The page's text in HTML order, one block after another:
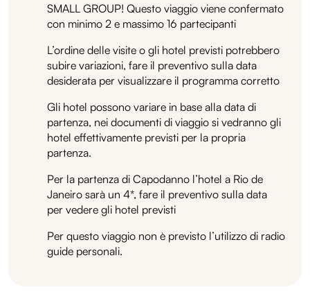
SMALL GROUP! Questo viaggio viene confermato
con minimo 2 e massimo 16 partecipanti
L’ordine delle visite o gli hotel previsti potrebbero
subire variazioni, fare il preventivo sulla data
desiderata per visualizzare il programma corretto
Gli hotel possono variare in base alla data di
partenza, nei documenti di viaggio si vedranno gli
hotel effettivamente previsti per la propria
partenza.
Per la partenza di Capodanno l’hotel a Rio de
Janeiro sarà un 4*, fare il preventivo sulla data
per vedere gli hotel previsti
Per questo viaggio non è previsto l’utilizzo di radio
guide personali.